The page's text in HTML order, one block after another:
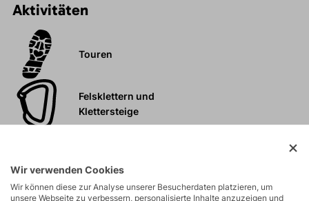
Aktivitäten
Touren
Felsklettern und
Klettersteige
Trail Running
Wir verwenden Cookies
Wir können diese zur Analyse unserer Besucherdaten platzieren, um
unsere Webseite zu verbessern, personalisierte Inhalte anzuzeigen und